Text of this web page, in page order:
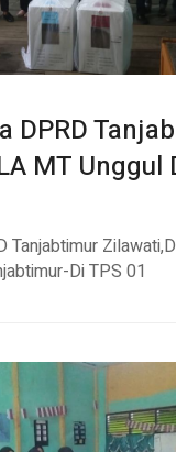
DPRD
MT Unggul
Tanjabtimur
Di TPS 01